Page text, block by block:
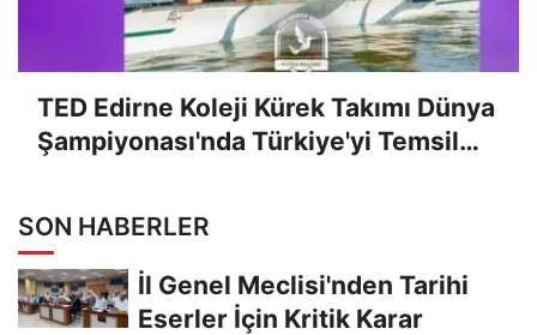
TED Edirne Koleji Kürek Takımı Dünya
Şampiyonası'nda Türkiye'yi Temsil
SON HABERLER
İl Genel Meclisi'nden Tarihi
Eserler İçin Kritik Karar